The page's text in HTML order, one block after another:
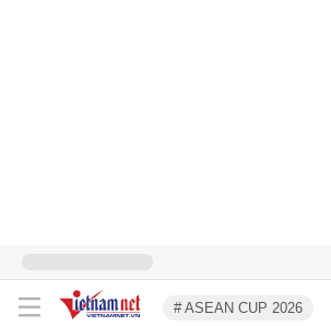
# ASEAN CUP 2026